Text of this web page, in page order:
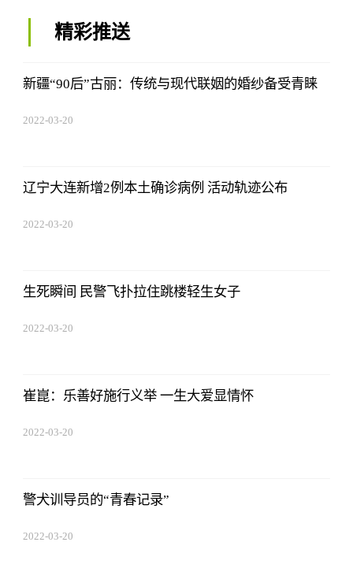
精彩推送
新疆“90后”古丽：传统与现代联姻的婚纱备受青睐
2022-03-20
辽宁大连新增2例本土确诊病例 活动轨迹公布
2022-03-20
生死瞬间 民警飞扑拉住跳楼轻生女子
2022-03-20
崔崑：乐善好施行义举 一生大爱显情怀
2022-03-20
警犬训导员的“青春记录”
2022-03-20